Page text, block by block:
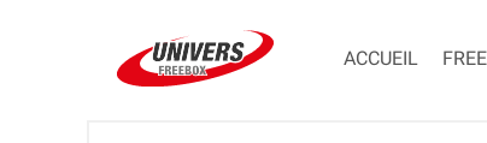
ACCUEIL